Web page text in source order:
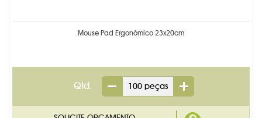
Mouse Pad Ergonômico 23x20cm
Qtd.